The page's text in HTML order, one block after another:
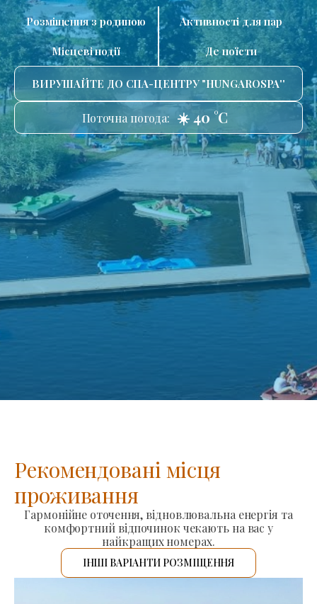
Розміщення з родиною Активності для пар
Місцеві події Де поїсти
ВИРУШАЙТЕ ДО СПА-ЦЕНТРУ "HUNGAROSPA''
Поточна погода: ☀️ 40 °C
Рекомендовані місця
проживання
Гармонійне оточення, відновлювальна енергія та
комфортний відпочинок чекають на вас у
найкращих номерах.
ІНШІ ВАРІАНТИ РОЗМІЩЕННЯ